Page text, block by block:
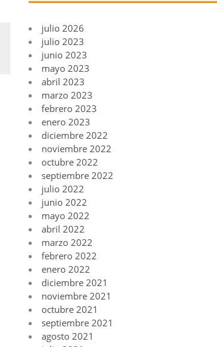
julio 2026
julio 2023
junio 2023
mayo 2023
abril 2023
marzo 2023
febrero 2023
enero 2023
diciembre 2022
noviembre 2022
octubre 2022
septiembre 2022
julio 2022
junio 2022
mayo 2022
abril 2022
marzo 2022
febrero 2022
enero 2022
diciembre 2021
noviembre 2021
octubre 2021
septiembre 2021
agosto 2021